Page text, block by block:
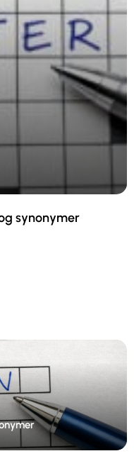
synonymer